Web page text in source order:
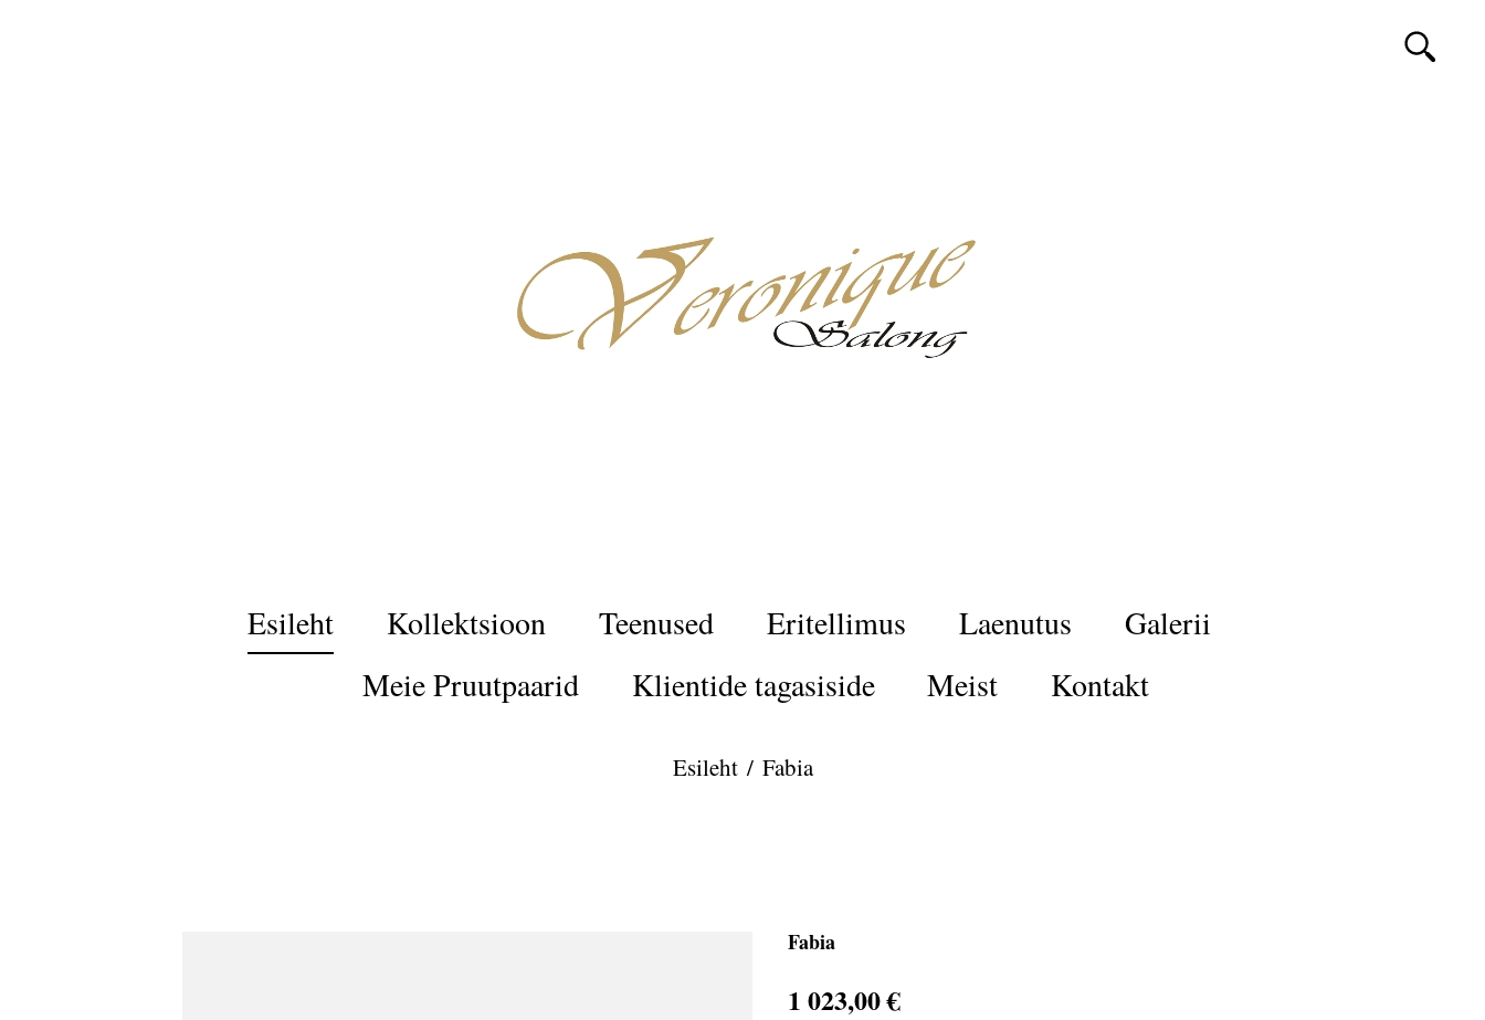
Esileht Kollektsioon Teenused Eritellimus Laenutus
Galerii
Meie Pruutpaarid
Klientide tagasiside Meist Kontakt
Esileht / Fabia
Fabia
1 023,00 €